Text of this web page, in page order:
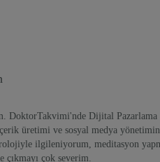
DoktorTakvimi'nde Dijital Pazarlama
üretimi ve sosyal medya
ilgileniyorum, meditasyon
çıkmayı çok severim.